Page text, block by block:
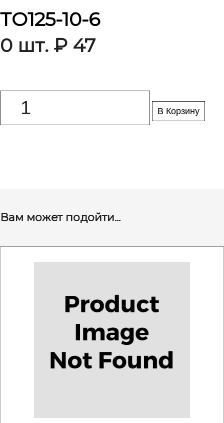
ТО125-10-6
0 шт. ₽ 47
В Корзину
Вам может подойти...